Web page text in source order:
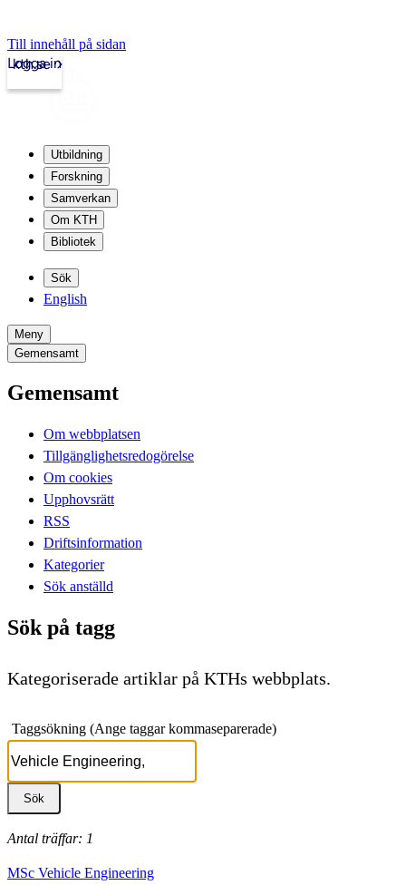
Till innehåll på sidan
kth.se
Logga in
Utbildning
Forskning
Samverkan
Om KTH
Bibliotek
Sök
English
Meny
Gemensamt
Gemensamt
Om webbplatsen
Tillgänglighetsredogörelse
Om cookies
Upphovsrätt
RSS
Driftsinformation
Kategorier
Sök anställd
Sök på tagg
Kategoriserade artiklar på KTHs webbplats.
Taggsökning (Ange taggar kommaseparerade)
Antal träffar: 1
MSc Vehicle Engineering